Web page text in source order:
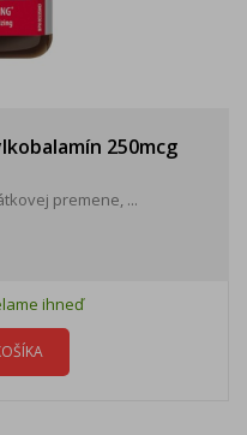
250mcg
premene, ...
ihneď